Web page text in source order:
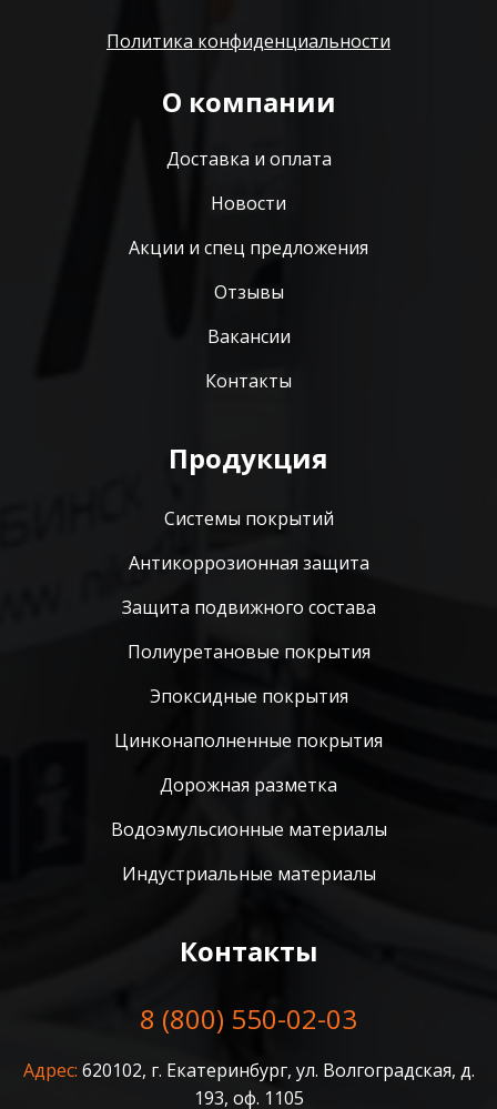
Политика конфиденциальности
О компании
Доставка и оплата
Новости
Акции и спец предложения
Отзывы
Вакансии
Контакты
Продукция
Системы покрытий
Антикоррозионная защита
Защита подвижного состава
Полиуретановые покрытия
Эпоксидные покрытия
Цинконаполненные покрытия
Дорожная разметка
Водоэмульсионные материалы
Индустриальные материалы
Контакты
8 (800) 550-02-03
Адрес: 620102, г. Екатеринбург, ул. Волгоградская, д.
193, оф. 1105